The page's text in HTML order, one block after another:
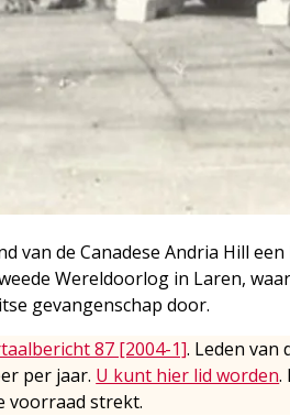
van de Canadese Andria Hill
Wereldoorlog in Laren,
gevangenschap door.
87 [2004-1]. Leden van
per jaar. U kunt hier lid worden.
voorraad strekt.